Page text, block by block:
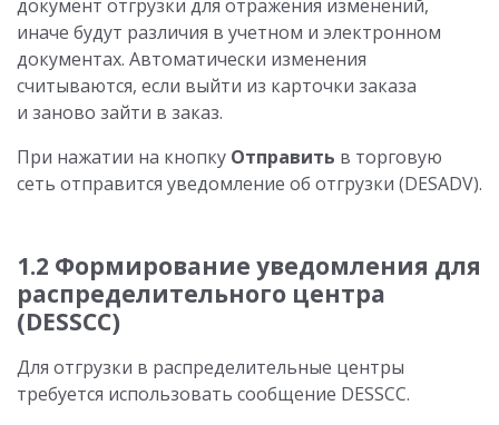
документ отгрузки для отражения изменений,
иначе будут различия в учетном и электронном
документах. Автоматически изменения
считываются, если выйти из карточки заказа
и заново зайти в заказ.
При нажатии на кнопку Отправить в торговую
сеть отправится уведомление об отгрузки (DESADV).
1.2 Формирование уведомления для
распределительного центра
(DESSCC)
Для отгрузки в распределительные центры
требуется использовать сообщение DESSCC.